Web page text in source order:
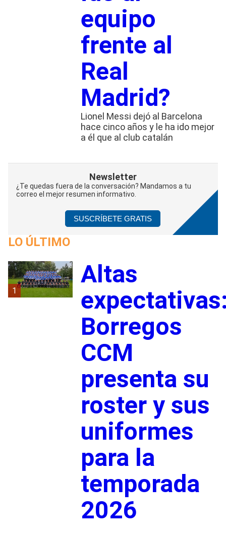
equipo
frente al
Real
Madrid?
Lionel Messi dejó al Barcelona
hace cinco años y le ha ido mejor
a él que al club catalán
Newsletter
¿Te quedas fuera de la conversación? Mandamos a tu
correo el mejor resumen informativo.
SUSCRÍBETE GRATIS
LO ÚLTIMO
1
Altas
Borregos
CCM
presenta su
roster y sus
uniformes
para la
temporada
2026